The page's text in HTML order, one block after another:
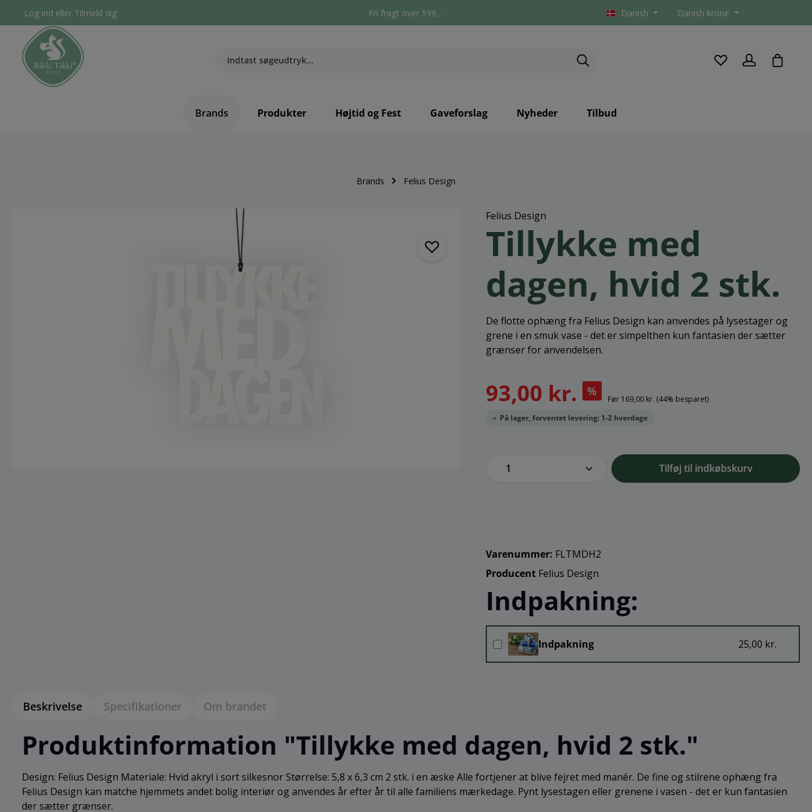
Log ind eller Tilmeld dig Fri fragt over 599,- Danish Danish krone
Brands Produkter Højtid og Fest Gaveforslag Nyheder Tilbud
Brands Felius Design
Felius Design
Tillykke med
dagen, hvid 2 stk.
De flotte ophæng fra Felius Design kan anvendes på lysestager og
grene i en smuk vase - det er simpelthen kun fantasien der sætter
grænser for anvendelsen.
93,00 kr. %
Før 169,00 kr. (44% besparet)
På lager, forventet levering: 1-2 hverdage
Tilføj til indkøbskurv
Varenummer: FLTMDH2
Producent Felius Design
Indpakning:
Indpakning 25,00 kr.
Beskrivelse Specifikationer Om brandet
Produktinformation "Tillykke med dagen, hvid 2 stk."
Design: Felius Design Materiale: Hvid akryl i sort silkesnor Størrelse: 5,8 x 6,3 cm 2 stk. i en æske Alle fortjener at blive fejret med manér. De fine og stilrene ophæng fra
Felius Design kan matche hjemmets andet bolig interiør og anvendes år efter år til alle familiens mærkedage. Pynt lysestagen eller grenene i vasen - det er kun fantasien
der sætter grænser.